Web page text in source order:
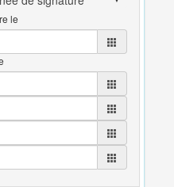
le